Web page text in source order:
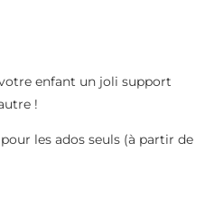
enfant un joli support
!
les ados seuls (à partir de